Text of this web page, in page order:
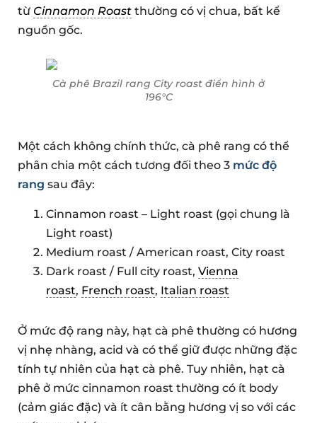
từ Cinnamon Roast thường có vị chua, bất kể
nguồn gốc.
Cà phê Brazil rang City roast điển hình ở
196°C
Một cách không chính thức, cà phê rang có thể
phân chia một cách tương đối theo 3 mức độ
rang sau đây:
Cinnamon roast – Light roast (gọi chung là
Light roast)
Medium roast / American roast, City roast
Dark roast / Full city roast, Vienna
roast, French roast, Italian roast
Ở mức độ rang này, hạt cà phê thường có hương
vị nhẹ nhàng, acid và có thể giữ được những đặc
tính tự nhiên của hạt cà phê. Tuy nhiên, hạt cà
phê ở mức cinnamon roast thường có ít body
(cảm giác đặc) và ít cân bằng hương vị so với các